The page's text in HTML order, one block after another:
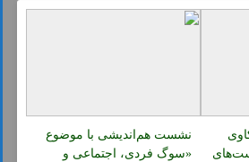
نشست هم‌اندیشی با موضوع
«سوگ فردی، اجتماعی و